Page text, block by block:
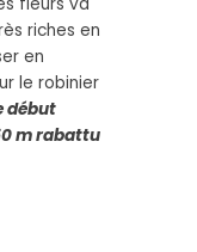
fleurs va
riches en
en
le robinier
début
m rabattu